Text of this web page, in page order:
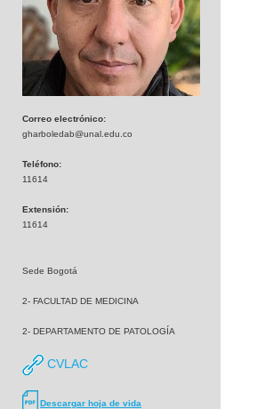
Correo electrónico:
gharboledab@unal.edu.co
Teléfono:
11614
Extensión:
11614
Sede Bogotá
2- FACULTAD DE MEDICINA
2- DEPARTAMENTO DE PATOLOGÍA
CVLAC
Descargar hoja de vida